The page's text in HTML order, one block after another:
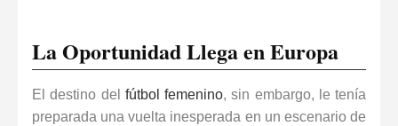
La Oportunidad Llega en Europa
El destino del fútbol femenino, sin embargo, le tenía
preparada una vuelta inesperada en un escenario de